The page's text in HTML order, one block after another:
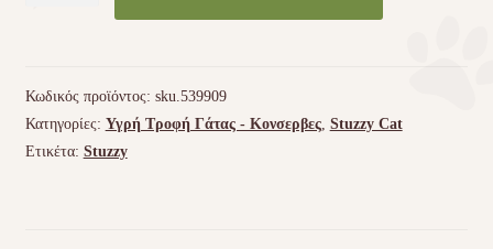
gr
ποσότητα
Κωδικός προϊόντος: sku.539909
Κατηγορίες: Υγρή Τροφή Γάτας - Kονσερβες, Stuzzy Cat
Ετικέτα: Stuzzy